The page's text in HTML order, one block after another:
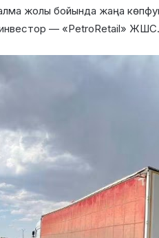
жолы бойында жаңа
— «PetroRetail» ЖШС.